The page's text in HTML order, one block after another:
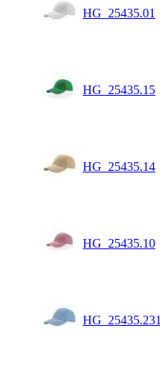
HG_25435.01
HG_25435.15
HG_25435.14
HG_25435.10
HG_25435.231